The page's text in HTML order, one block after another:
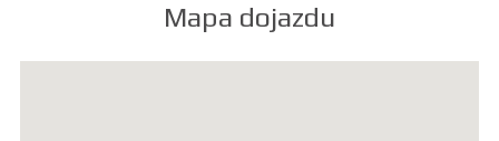
Mapa dojazdu